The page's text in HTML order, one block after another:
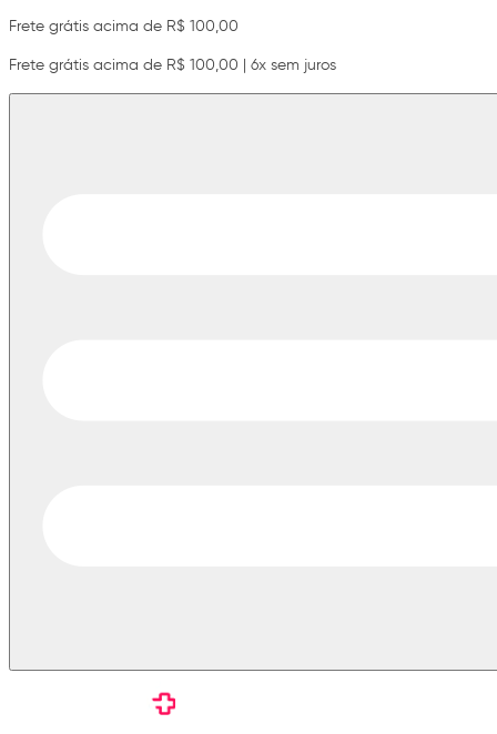
Frete grátis acima de R$ 100,00
Frete grátis acima de R$ 100,00 | 6x sem juros